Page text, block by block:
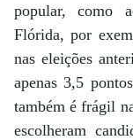
popular, como
Flórida, por
nas eleições
apenas 3,5
também é frágil
escolheram